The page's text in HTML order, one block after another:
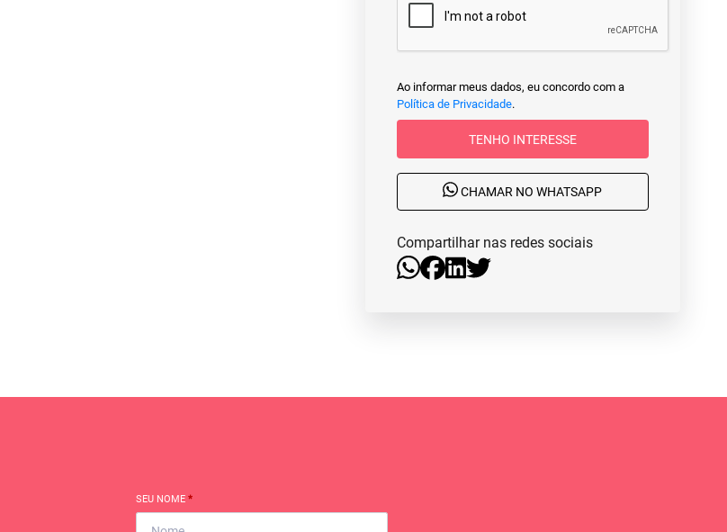
Ao informar meus dados, eu concordo com a
Política de Privacidade.
TENHO INTERESSE
CHAMAR NO WHATSAPP
Compartilhar nas redes sociais
SEU NOME *